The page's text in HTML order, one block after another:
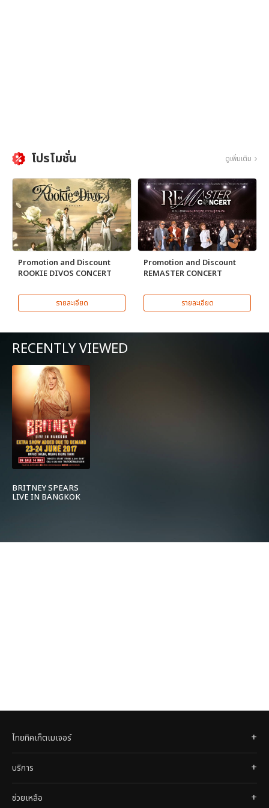
โปรโมชั่น ดูเพิ่มเติม
Promotion and Discount
ROOKIE DIVOS CONCERT
รายละเอียด
Promotion and Discount
REMASTER CONCERT
รายละเอียด
RECENTLY VIEWED
BRITNEY SPEARS
LIVE IN BANGKOK
ไทยทิคเก็ตเมเจอร์
บริการ
ช่วยเหลือ